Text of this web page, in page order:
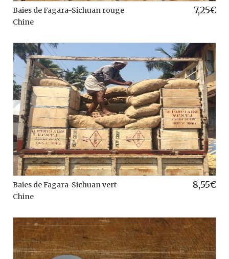
Baies de Fagara-Sichuan rouge
Chine
7,25€
Baies de Fagara-Sichuan vert
Chine
8,55€